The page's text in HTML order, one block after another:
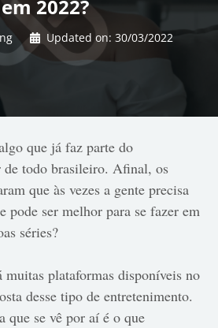
2022?
Updated on: 30/03/2022
que já faz parte do
todo brasileiro. Afinal, os
que às vezes a gente precisa
pode ser melhor para se fazer em
séries?
muitas plataformas disponíveis no
desse tipo de entretenimento.
que se vê por aí é o que